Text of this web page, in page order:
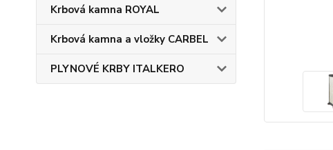
Krbová kamna ROYAL
Krbová kamna a vložky CARBEL
PLYNOVÉ KRBY ITALKERO